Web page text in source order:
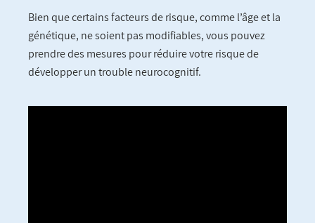
Bien que certains facteurs de risque, comme l’âge et la
génétique, ne soient pas modifiables, vous pouvez
prendre des mesures pour réduire votre risque de
développer un trouble neurocognitif.